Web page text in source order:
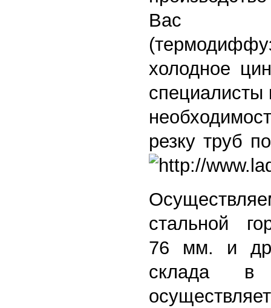
Вас
холодное
специалисты
резку труб
стальной
76 мм. и
склада в